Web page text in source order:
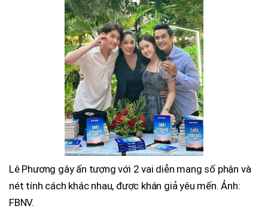
Lê Phương gây ấn tượng với 2 vai diễn mang số phận và
nét tính cách khác nhau, được khán giả yêu mến. Ảnh:
FBNV.